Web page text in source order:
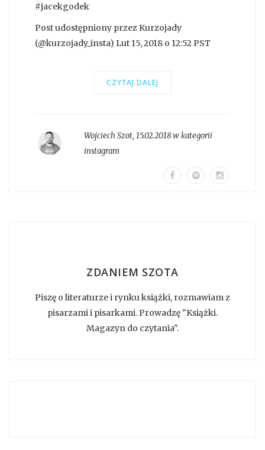
#jacekgodek
Post udostępniony przez Kurzojady
(@kurzojady_insta) Lut 15, 2018 o 12:52 PST
CZYTAJ DALEJ
Wojciech Szot, 15.02.2018 w kategorii
instagram
ZDANIEM SZOTA
Piszę o literaturze i rynku książki, rozmawiam z
pisarzami i pisarkami. Prowadzę "Książki.
Magazyn do czytania".